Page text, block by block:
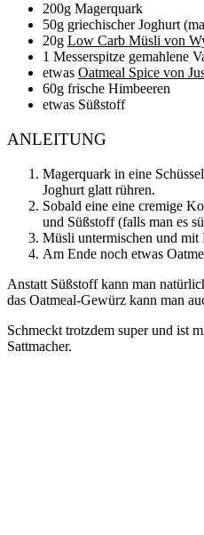
200g Magerquark
50g griechischer Joghurt
20g Low Carb Müsli von
1 Messerspitze gemahlene
etwas Oatmeal Spice von
60g frische Himbeeren
etwas Süßstoff
ANLEITUNG
Magerquark in eine
Joghurt glatt rühren.
Sobald eine eine cremige
und Süßstoff (falls man es
Müsli untermischen und mit
Am Ende noch etwas
Anstatt Süßstoff kann man
das Oatmeal-Gewürz kann man
Schmeckt trotzdem super und ist
Sattmacher.